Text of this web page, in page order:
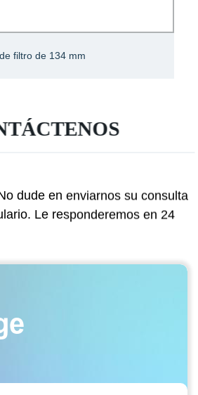
filtro de 134 mm
dude en enviarnos su consulta
Le responderemos en 24